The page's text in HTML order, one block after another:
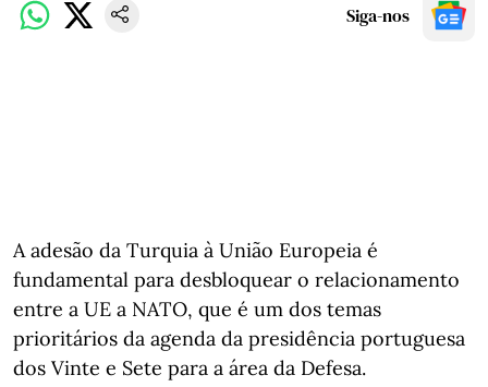
Siga-nos
A adesão da Turquia à União Europeia é
fundamental para desbloquear o relacionamento
entre a UE a NATO, que é um dos temas
prioritários da agenda da presidência portuguesa
dos Vinte e Sete para a área da Defesa.